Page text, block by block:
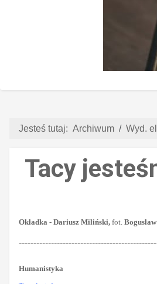
Jesteś tutaj: Archiwum Wyd.
Tacy
Okładka - Dariusz Miliński, fot.
Humanistyka